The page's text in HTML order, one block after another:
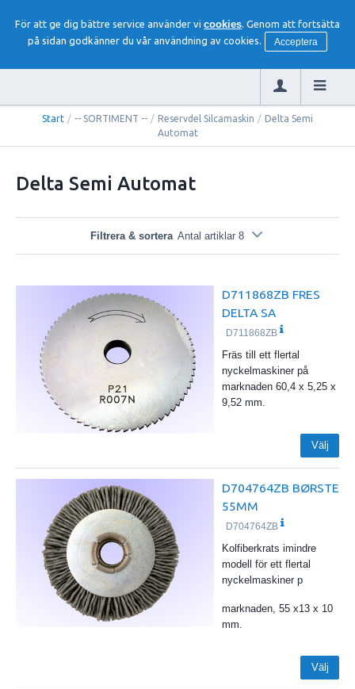
För att ge dig bättre service använder vi cookies. Genom att fortsätta
på sidan godkänner du vår användning av cookies.
Acceptera
Start / -- SORTIMENT -- / Reservdel Silcamaskin / Delta Semi
Automat
Delta Semi Automat
Filtrera & sortera Antal artiklar 8
D711868ZB FRES
DELTA SA
D711868ZB
Fräs till ett flertal
nyckelmaskiner på
marknaden 60,4 x 5,25 x
9,52 mm.
Välj
D704764ZB BØRSTE
55MM
D704764ZB
Kolfiberkrats imindre
modell för ett flertal
nyckelmaskiner p
marknaden, 55 x13 x 10
mm.
Välj